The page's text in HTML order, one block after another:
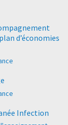
d’économies
Infection